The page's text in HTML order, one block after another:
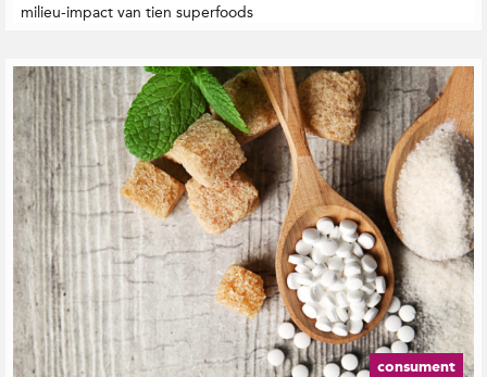
milieu-impact van tien superfoods
consument